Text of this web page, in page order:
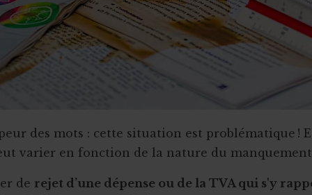
peur des mots : cette situation est problématique !
varier en fonction de la nature du
de rejet d’une dépense ou de la TVA qui s'y